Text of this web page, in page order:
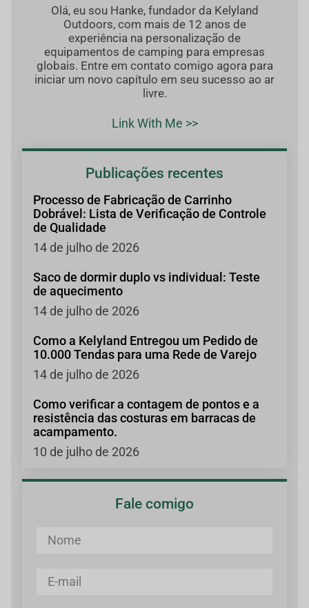
Olá, eu sou Hanke, fundador da Kelyland
Outdoors, com mais de 12 anos de
experiência na personalização de
equipamentos de camping para empresas
globais. Entre em contato comigo agora para
iniciar um novo capítulo em seu sucesso ao ar
livre.
Link With Me >>
Publicações recentes
Processo de Fabricação de Carrinho
Dobrável: Lista de Verificação de Controle
de Qualidade
14 de julho de 2026
Saco de dormir duplo vs individual: Teste
de aquecimento
14 de julho de 2026
Como a Kelyland Entregou um Pedido de
10.000 Tendas para uma Rede de Varejo
14 de julho de 2026
Como verificar a contagem de pontos e a
resistência das costuras em barracas de
acampamento.
10 de julho de 2026
Fale comigo